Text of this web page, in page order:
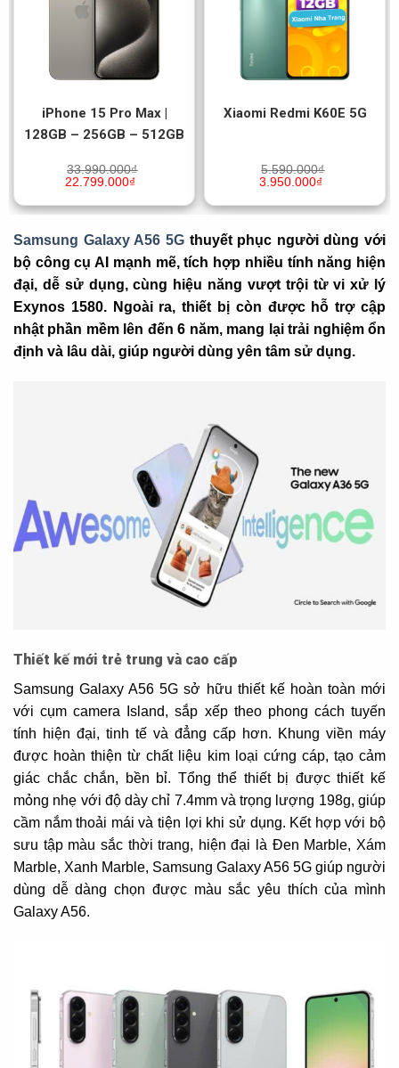
iPhone 15 Pro Max |
128GB – 256GB – 512GB
33.990.000₫
22.799.000₫
Xiaomi Redmi K60E 5G
5.590.000₫
3.950.000₫
Samsung Galaxy A56 5Gthuyết phục người dùng với
bộ công cụ AI mạnh mẽ, tích hợp nhiều tính năng hiện
đại, dễ sử dụng, cùng hiệu năng vượt trội từ vi xử lý
Exynos 1580. Ngoài ra, thiết bị còn được hỗ trợ cập
nhật phần mềm lên đến 6 năm, mang lại trải nghiệm ổn
định và lâu dài, giúp người dùng yên tâm sử dụng.
Thiết kế mới trẻ trung và cao cấp
Samsung Galaxy A56 5G sở hữu thiết kế hoàn toàn mới
với cụm camera Island, sắp xếp theo phong cách tuyến
tính hiện đại, tinh tế và đẳng cấp hơn. Khung viền máy
được hoàn thiện từ chất liệu kim loại cứng cáp, tạo cảm
giác chắc chắn, bền bỉ. Tổng thể thiết bị được thiết kế
mỏng nhẹ với độ dày chỉ 7.4mm và trọng lượng 198g, giúp
cầm nắm thoải mái và tiện lợi khi sử dụng. Kết hợp với bộ
sưu tập màu sắc thời trang, hiện đại là Đen Marble, Xám
Marble, Xanh Marble, Samsung Galaxy A56 5G giúp người
dùng dễ dàng chọn được màu sắc yêu thích của mình
Galaxy A56.